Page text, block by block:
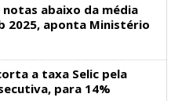
abaixo da média
2025, aponta Ministério
a taxa Selic pela
para 14%